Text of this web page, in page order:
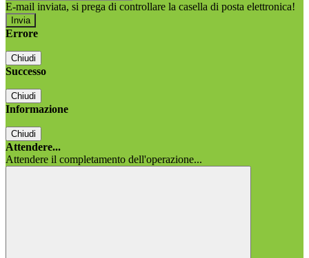
E-mail inviata, si prega di controllare la casella di posta elettronica!
Errore
Chiudi
Successo
Chiudi
Informazione
Chiudi
Attendere...
Attendere il completamento dell'operazione...